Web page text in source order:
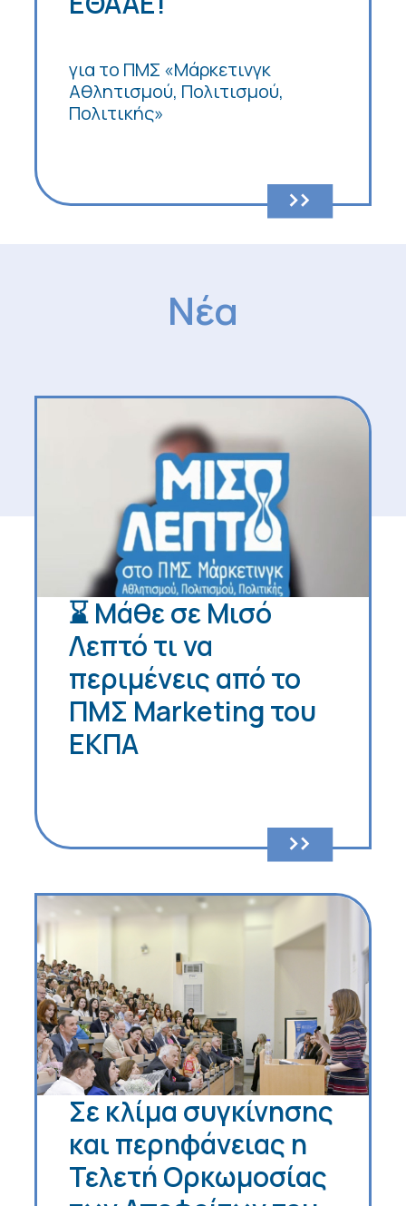
για το ΠΜΣ «Μάρκετινγκ
Αθλητισμού, Πολιτισμού,
Πολιτικής»
Νέα
⌛ Μάθε σε Μισό
Λεπτό τι να
περιμένεις από το
ΠΜΣ Marketing του
ΕΚΠΑ
Σε κλίμα συγκίνησης
και περηφάνειας η
Τελετή Ορκωμοσίας